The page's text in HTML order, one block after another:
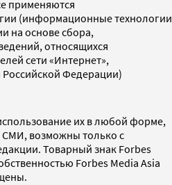
применяются
(информационные технологии
на основе сбора,
относящихся
сети «Интернет»,
Федерации)
их в любой форме,
СМИ, возможны только с
Товарный знак Forbes
Forbes Media Asia